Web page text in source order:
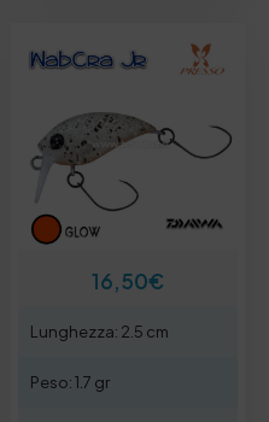
16,50€
Lunghezza: 2.5 cm
Peso: 1.7 gr